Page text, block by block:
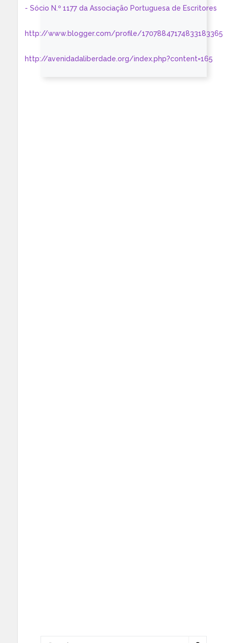
- Sócio N.º 1177 da Associação Portuguesa de Escritores
http://www.blogger.com/profile/17078847174833183365
http://avenidadaliberdade.org/index.php?content=165